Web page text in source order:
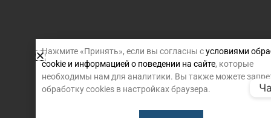
Нажмите «Принять», если вы согласны сусловиями
cookie и информацией о поведении на сайте, которые
необходимы нам для аналитики. Вы также можете
обработку cookies в настройках браузера.